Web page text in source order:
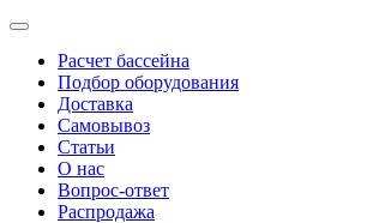
Расчет бассейна
Подбор оборудования
Доставка
Самовывоз
Статьи
О нас
Вопрос-ответ
Распродажа